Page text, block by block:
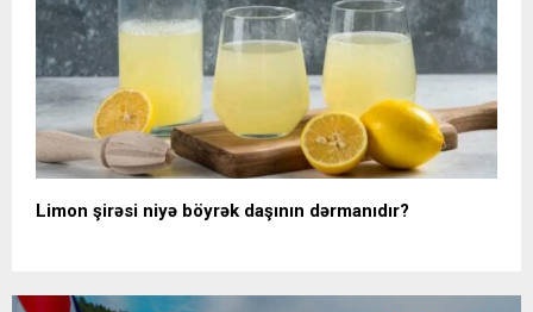
Limon şirəsi niyə böyrək daşının dərmanıdır?